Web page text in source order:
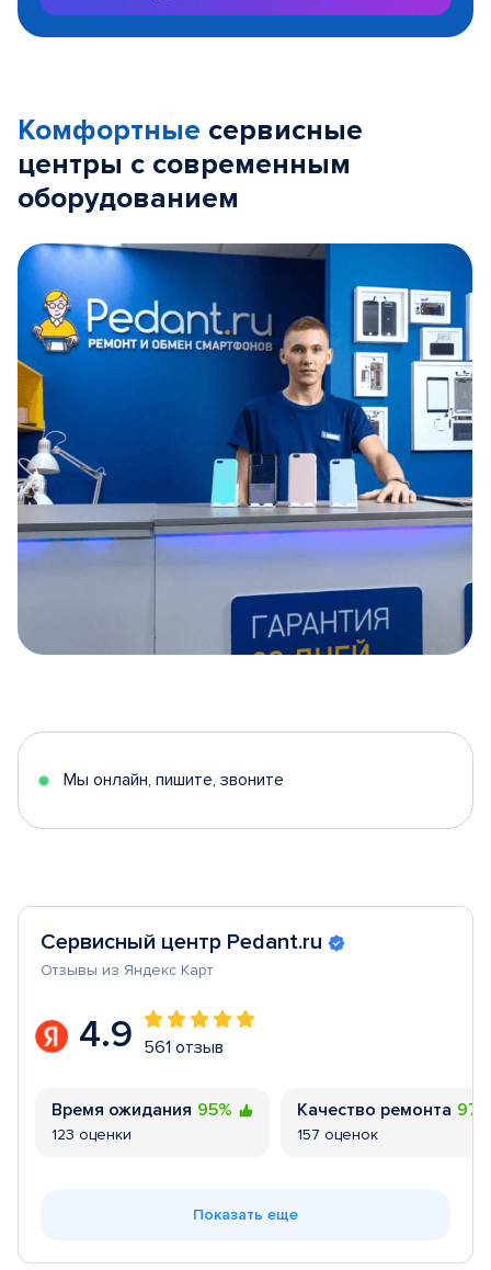
Комфортные сервисные
центры с современным
оборудованием
5
Мы онлайн, пишите, звоните
Сервисный центр Pedant.ru
Отзывы из Яндекс Карт
4.9 561 отзыв
Время ожидания 95%
123 оценки
Качество ремонта
157 оценок
Показать еще